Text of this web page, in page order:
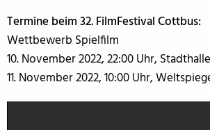
Termine beim 32. FilmFestival Cottbus:
Wettbewerb Spielfilm
10. November 2022, 22:00 Uhr, Stadthalle
11. November 2022, 10:00 Uhr,